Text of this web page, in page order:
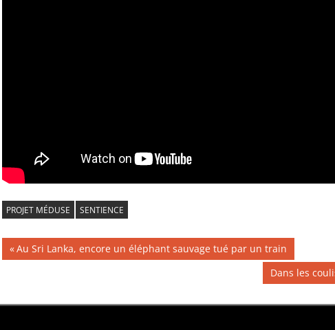
PROJET MÉDUSE SENTIENCE
Navigation
l’article
Publication
précédente :
Au Sri Lanka, encore un éléphant sauvage tué par un train
Publication
Dans les